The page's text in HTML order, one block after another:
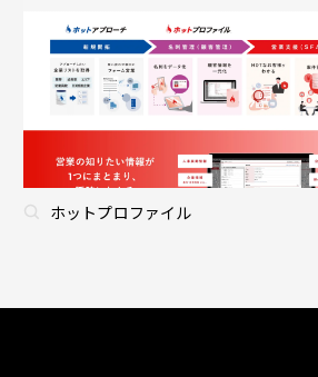
ホットプロファイル